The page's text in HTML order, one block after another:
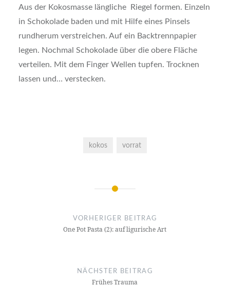
Aus der Kokosmasse längliche Riegel formen. Einzeln
in Schokolade baden und mit Hilfe eines Pinsels
rundherum verstreichen. Auf ein Backtrennpapier
legen. Nochmal Schokolade über die obere Fläche
verteilen. Mit dem Finger Wellen tupfen. Trocknen
lassen und… verstecken.
kokos vorrat
Beitragsnavigation
VORHERIGER BEITRAG
One Pot Pasta (2): auf ligurische Art
NÄCHSTER BEITRAG
Frühes Trauma